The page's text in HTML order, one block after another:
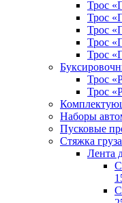
Трос
Трос
Трос
Трос
Трос
Трос
Трос
Наборы
Пусковые
Стяжка груза
Лента